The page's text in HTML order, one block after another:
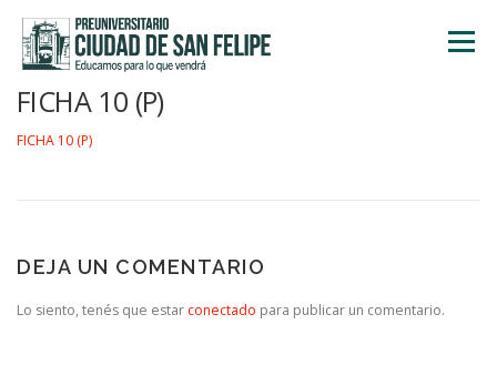
contenido
Menú
FICHA 10 (P)
FICHA 10 (P)
DEJA UN COMENTARIO
Lo siento, tenés que estar conectado para publicar un comentario.